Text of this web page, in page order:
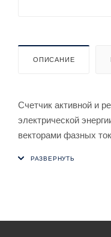
ОПИСАНИЕ
Счетчик активной и
электрической
векторами фазных